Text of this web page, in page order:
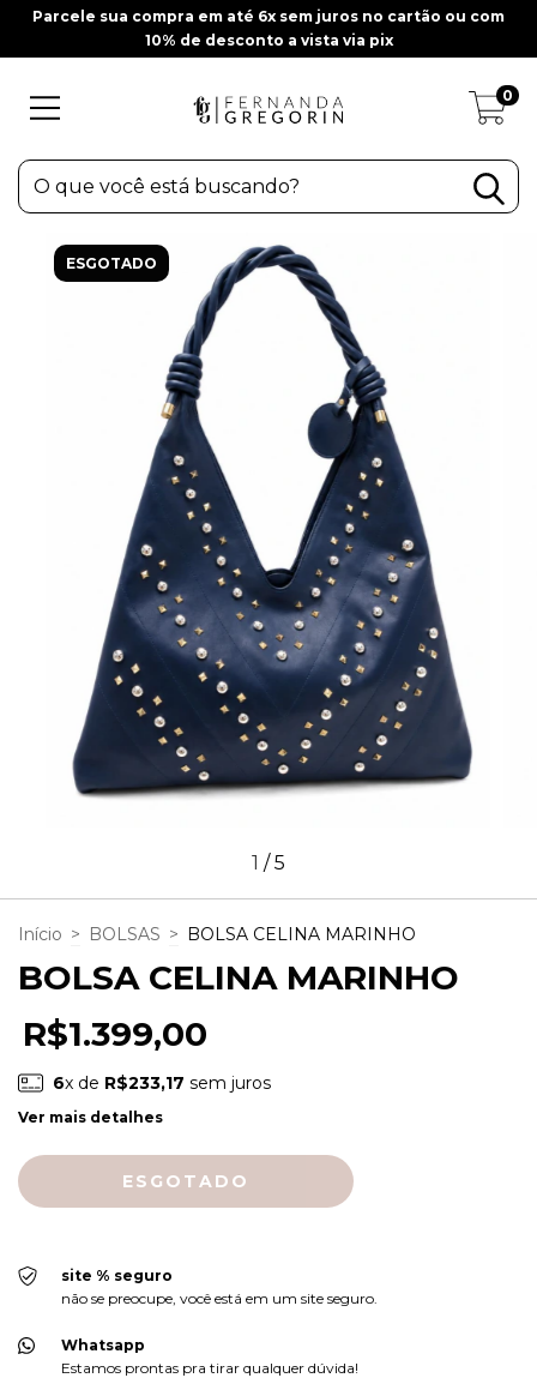
Parcele sua compra em até 6x sem juros no cartão ou com
10% de desconto a vista via pix
0
ESGOTADO
1 /5
Início > BOLSAS > BOLSA CELINA MARINHO
BOLSA CELINA MARINHO
R$1.399,00
6x de R$233,17 sem juros
Ver mais detalhes
site % seguro
não se preocupe, você está em um site seguro.
Whatsapp
Estamos prontas pra tirar qualquer dúvida!